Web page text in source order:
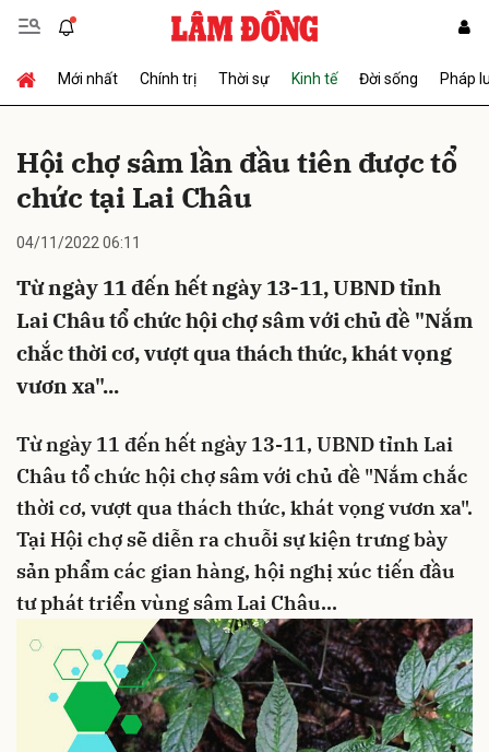
Mới nhất Chính trị Thời sự Kinh tế Đời sống Pháp
Hội chợ sâm lần đầu tiên được tổ
chức tại Lai Châu
04/11/2022 06:11
Từ ngày 11 đến hết ngày 13-11, UBND tỉnh
Lai Châu tổ chức hội chợ sâm với chủ đề "Nắm
chắc thời cơ, vượt qua thách thức, khát vọng
vươn xa"...
Từ ngày 11 đến hết ngày 13-11, UBND tỉnh Lai
Châu tổ chức hội chợ sâm với chủ đề "Nắm chắc
thời cơ, vượt qua thách thức, khát vọng vươn xa".
Tại Hội chợ sẽ diễn ra chuỗi sự kiện trưng bày
sản phẩm các gian hàng, hội nghị xúc tiến đầu
tư phát triển vùng sâm Lai Châu…
Gửi bình luận
Hủy Gửi